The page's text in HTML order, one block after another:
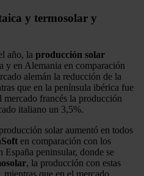
y termosolar y
año, la producción solar
y en Alemania en comparación
alemán la reducción de la
que en la península ibérica fue
francés la producción
italiano un 3,5%.
solar aumentó en todos
en comparación con los
peninsular, donde se
, la producción con estas